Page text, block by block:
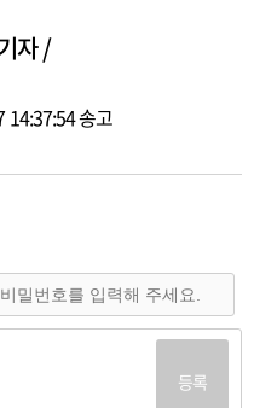
자 /
14:37:54 송고
등록